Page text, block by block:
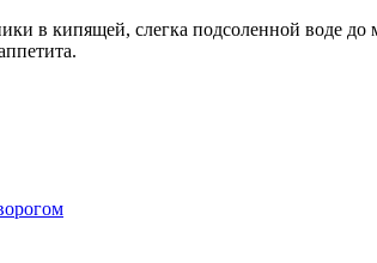
в кипящей, слегка подсоленной воде